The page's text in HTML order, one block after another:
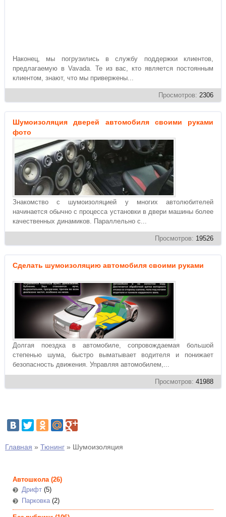
Наконец, мы погрузились в службу поддержки клиентов,
предлагаемую в Vavada. Те из вас, кто является постоянным
клиентом, знают, что мы привержены...
Просмотров: 2306
Шумоизоляция дверей автомобиля своими руками
фото
Знакомство с шумоизоляцией у многих автолюбителей
начинается обычно с процесса установки в двери машины более
качественных динамиков. Параллельно с...
Просмотров: 19526
Сделать шумоизоляцию автомобиля своими руками
Долгая поездка в автомобиле, сопровождаемая большой
степенью шума, быстро выматывает водителя и понижает
безопасность движения. Управляя автомобилем,...
Просмотров: 41988
Главная » Тюнинг » Шумоизоляция
Автошкола(26)
Дрифт (5)
Парковка(2)